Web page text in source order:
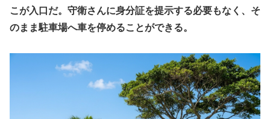
こが入口だ。守衛さんに身分証を提示する必要もなく、そ
のまま駐車場へ車を停めることができる。